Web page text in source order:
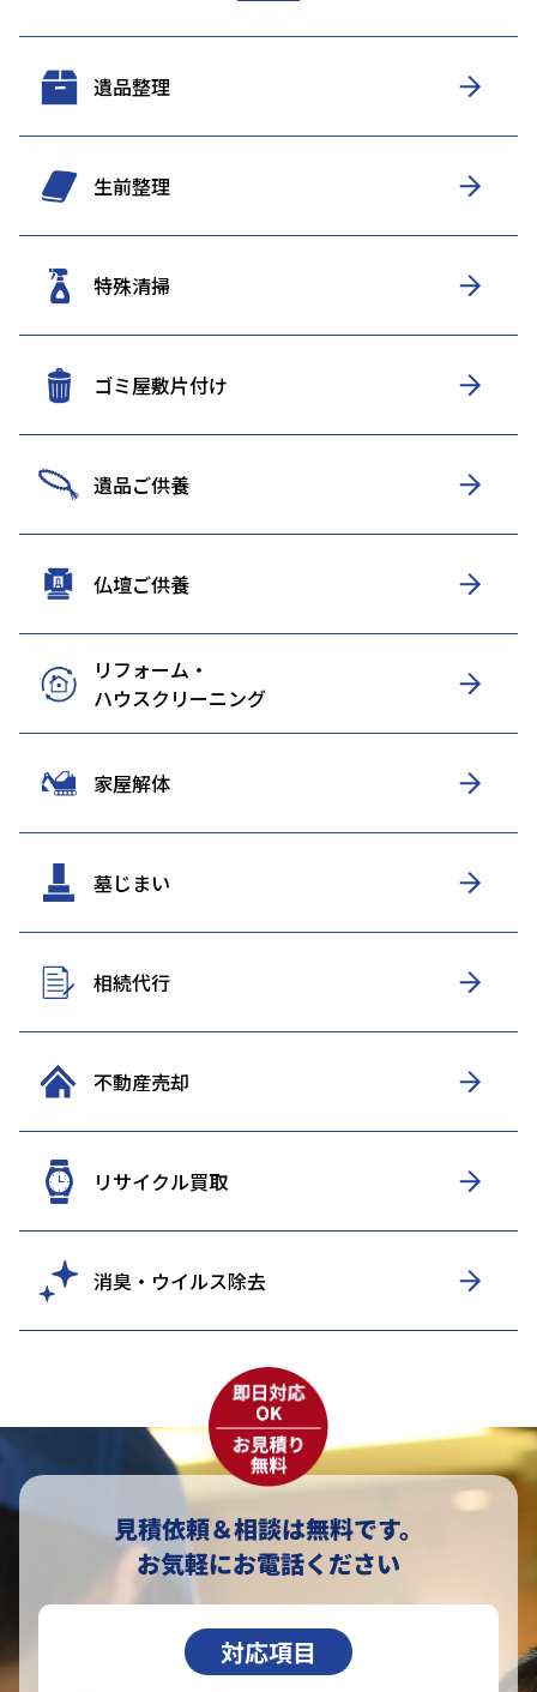
遺品整理
生前整理
特殊清掃
ゴミ屋敷片付け
遺品ご供養
仏壇ご供養
リフォーム・
ハウスクリーニング
家屋解体
墓じまい
相続代行
不動産売却
リサイクル買取
消臭・ウイルス除去
見積依頼＆相談は無料です。
お気軽にお電話ください
対応項目